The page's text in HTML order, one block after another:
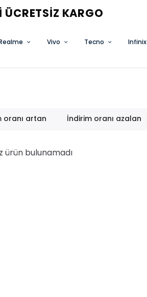
2 ÖDE FIRSATINI KAÇIRMA
Vivo Tecno Infinix
oranı artan İndirim oranı azalan
ürün bulunamadı